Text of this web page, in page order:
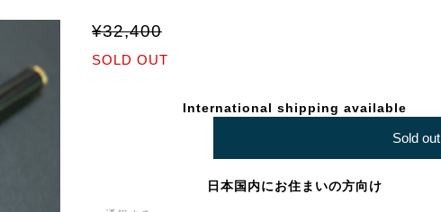
¥32,400
SOLD OUT
International shipping available
Sold out
日本国内にお住まいの方向け